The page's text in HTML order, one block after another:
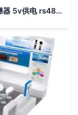
波仕电子产品 yg485ta rs485光隔中继器 5v供电 rs485光隔中继器, rs485中继器, 中继器